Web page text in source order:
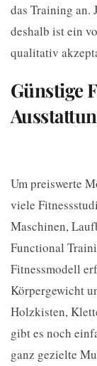
das Training an.
deshalb ist ein
qualitativ
Günstige
Um preiswerte
viele
Maschinen,
Functional
Fitnessmodell
Körpergewicht
Holzkisten,
gibt es noch
ganz gezielte